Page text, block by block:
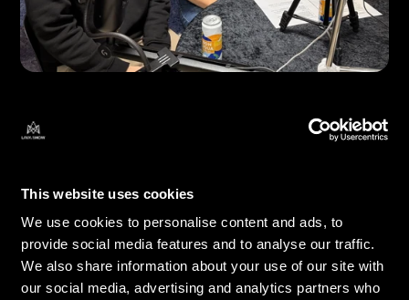
This website uses cookies
We use cookies to personalise content and ads, to
provide social media features and to analyse our traffic.
We also share information about your use of our site with
our social media, advertising and analytics partners who
Il geologo Kári Valgeirsson si unisce ai conduttori del
approfondimento sulla geologia islandese e sulla scienza
vulcanica.
Guardando al 2026